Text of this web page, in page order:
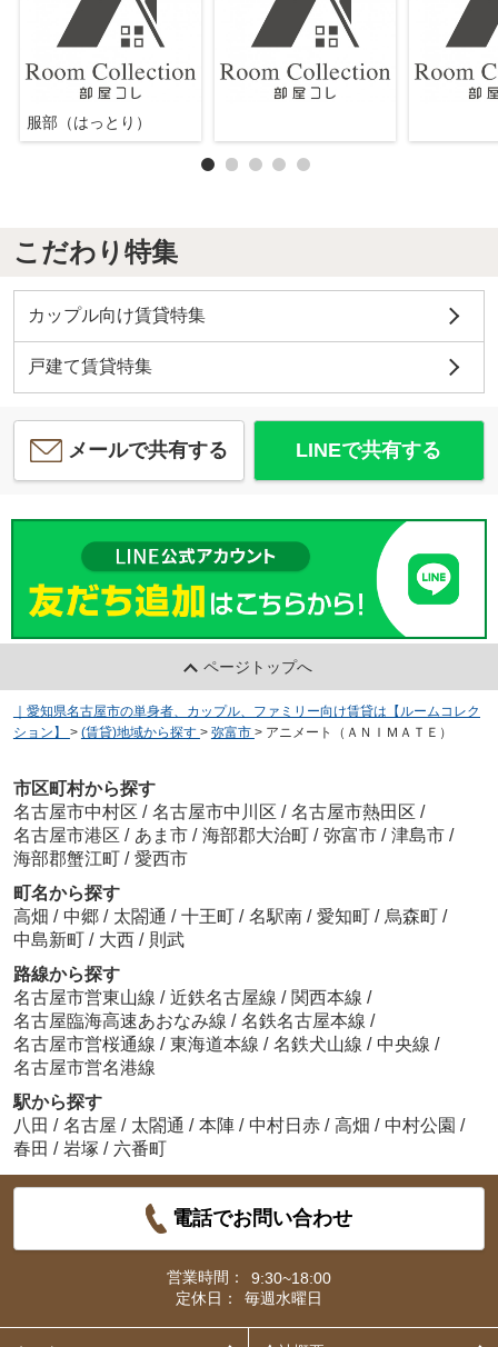
服部（はっとり）
こだわり特集
カップル向け賃貸特集
戸建て賃貸特集
メールで共有する LINEで共有する
ページトップへ
｜愛知県名古屋市の単身者、カップル、ファミリー向け賃貸は【ルームコレク
ション】
> (賃貸)地域から探す > 弥富市 > アニメート（ＡＮＩＭＡＴＥ）
市区町村から探す
名古屋市中村区 / 名古屋市中川区 / 名古屋市熱田区 /
名古屋市港区 / あま市 / 海部郡大治町 / 弥富市 / 津島市 /
海部郡蟹江町 / 愛西市
町名から探す
高畑 / 中郷 / 太閤通 / 十王町 / 名駅南 / 愛知町 / 烏森町 /
中島新町 / 大西 / 則武
路線から探す
名古屋市営東山線 / 近鉄名古屋線 / 関西本線 /
名古屋臨海高速あおなみ線 / 名鉄名古屋本線 /
名古屋市営桜通線 / 東海道本線 / 名鉄犬山線 / 中央線 /
名古屋市営名港線
駅から探す
八田 / 名古屋 / 太閤通 / 本陣 / 中村日赤 / 高畑 / 中村公園 /
春田 / 岩塚 / 六番町
電話でお問い合わせ
営業時間：
9:30~18:00
定休日：
毎週水曜日